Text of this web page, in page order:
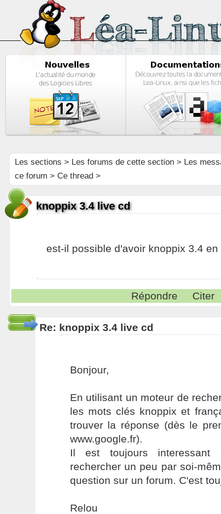
Les sections > Les forums de cette section> Les
ce forum > Ce thread >
knoppix 3.4 live cd
est-il possible d'avoir knoppix 3.4
Répondre Citer
Re: knoppix 3.4 live cd
Bonjour,
En utilisant un moteur de
les mots clés knoppix et
trouver la réponse (dès le
www.google.fr).
Il est toujours
rechercher un peu par soi-
question sur un forum. C'est
Relou